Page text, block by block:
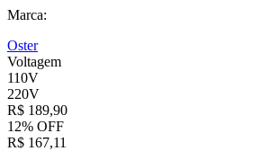
Marca:
Oster
Voltagem
110V
220V
R$ 189,90
12% OFF
R$ 167,11